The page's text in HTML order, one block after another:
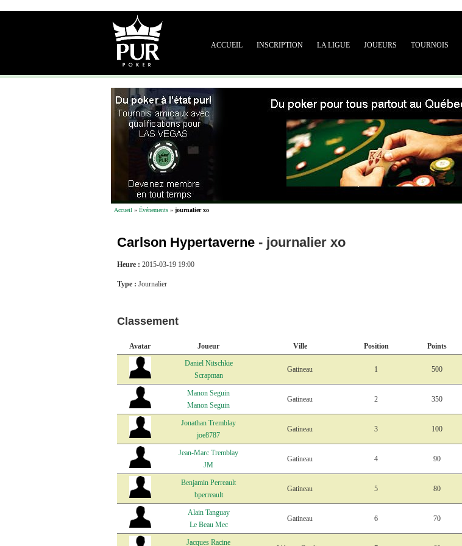
ACCUEIL INSCRIPTION LA LIGUE JOUEURS TOURNOIS
Accueil » Événements » journalier xo
Carlson Hypertaverne - journalier xo
Heure : 2015-03-19 19:00
Type : Journalier
Classement
Avatar Joueur Ville Position
Points
Daniel Nitschkie
Scrapman
Gatineau 1 500
Manon Seguin
Manon Seguin
Gatineau 2 350
Jonathan Tremblay
joe8787
Gatineau 3 100
Jean-Marc Tremblay
JM
Gatineau 4 90
Benjamin Perreault
bperreault
Gatineau 5 80
Alain Tanguay
Le Beau Mec
Gatineau 6 70
Jacques Racine